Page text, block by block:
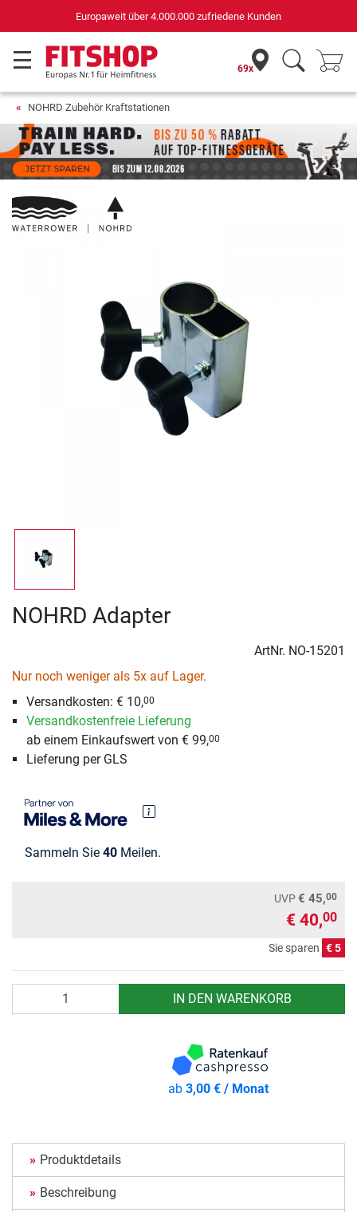
Europaweit über 4.000.000 zufriedene Kunden
69x
NOHRD Zubehör Kraftstationen
NOHRD Adapter
ArtNr. NO-15201
Nur noch weniger als 5x auf Lager.
Versandkosten: € 10,00
Versandkostenfreie Lieferung
ab einem Einkaufswert von € 99,00
Lieferung per GLS
Sammeln Sie 40 Meilen.
UVP€ 45,00
€ 40,00
Sie sparen € 5
IN DEN WARENKORB
ab3,00 € / Monat
Produktdetails
Beschreibung